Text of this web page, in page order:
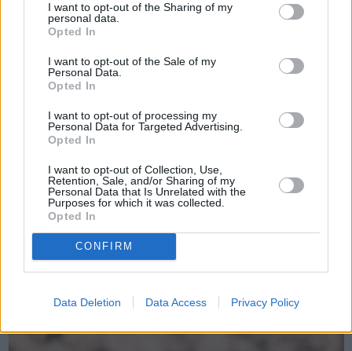
I want to opt-out of the Sharing of my
personal data.
Opted In
I want to opt-out of the Sale of my
Personal Data.
Opted In
I want to opt-out of processing my
Personal Data for Targeted Advertising.
Opted In
I want to opt-out of Collection, Use,
Retention, Sale, and/or Sharing of my
Personal Data that Is Unrelated with the
Purposes for which it was collected.
Opted In
CONFIRM
Data Deletion Data Access Privacy Policy
Γλιτώνει προσωρινά ο Βροντάδος από τις διακοπές νερού